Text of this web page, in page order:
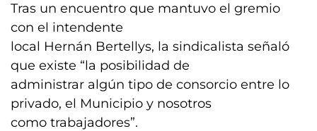
Tras un encuentro que mantuvo el gremio
con el intendente
local Hernán Bertellys, la sindicalista señaló
que existe “la posibilidad de
administrar algún tipo de consorcio entre lo
privado, el Municipio y nosotros
como trabajadores”.